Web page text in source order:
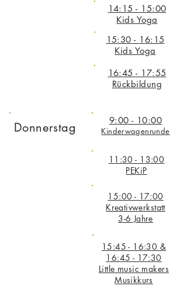
14:15 - 15:00
Kids Yoga
15:30 - 16:15
Kids Yoga
16:45 - 17:55
Rückbildung
Donnerstag 9:00 - 10:00
Kinderwagenrunde
11:30 - 13:00
PEKiP
15:00 - 17:00
Kreativwerkstatt
3-6 Jahre
15:45 - 16:30 &
16:45 - 17:30
Little music makers
Musikkurs